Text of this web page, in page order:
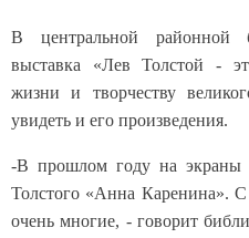
В центральной районной
выставка «Лев Толстой -
жизни и творчеству
увидеть и его произведения.
-В прошлом году на
Толстого «Анна Каренина». С
очень многие, - говорит